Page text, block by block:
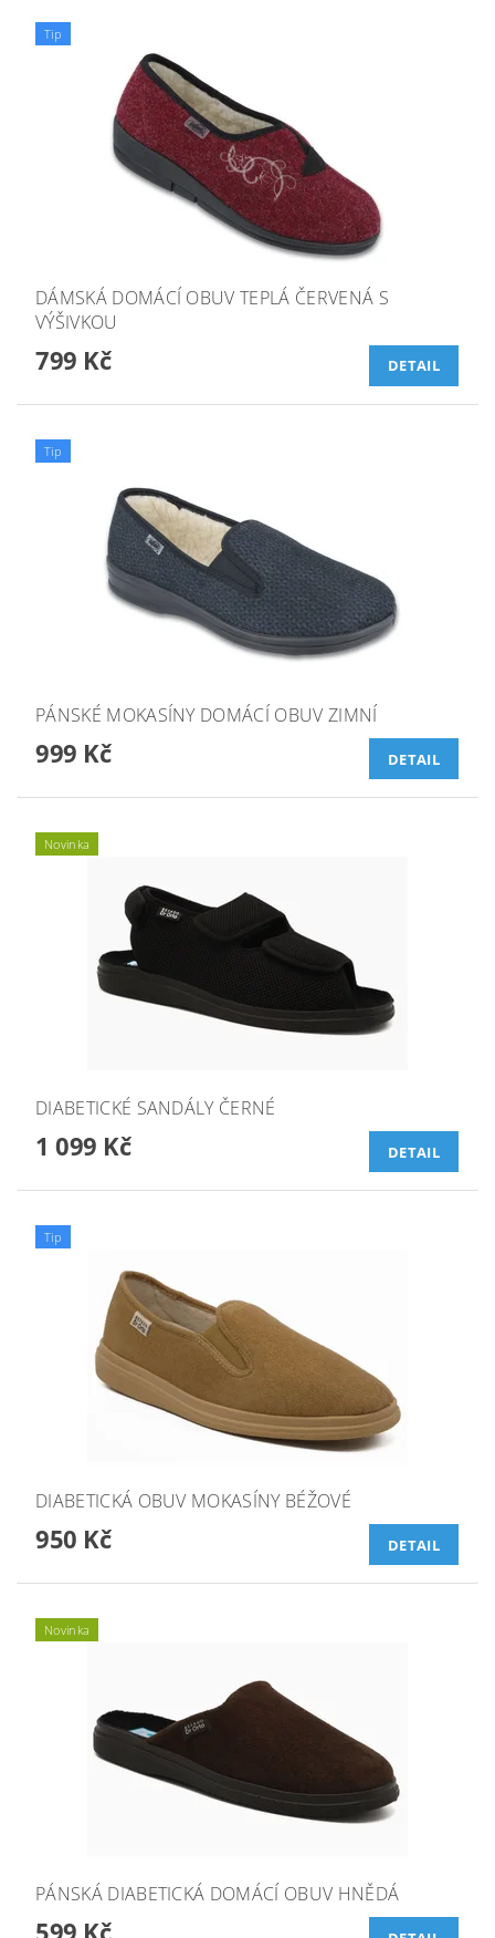
Tip
DÁMSKÁ DOMÁCÍ OBUV TEPLÁ ČERVENÁ S
VÝŠIVKOU
799 Kč DETAIL
Tip
PÁNSKÉ MOKASÍNY DOMÁCÍ OBUV ZIMNÍ
999 Kč DETAIL
Novinka
DIABETICKÉ SANDÁLY ČERNÉ
1 099 Kč DETAIL
Tip
DIABETICKÁ OBUV MOKASÍNY BÉŽOVÉ
950 Kč DETAIL
Novinka
PÁNSKÁ DIABETICKÁ DOMÁCÍ OBUV HNĚDÁ